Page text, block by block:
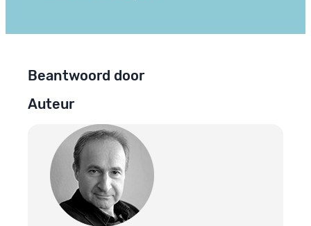
Beantwoord door
Auteur